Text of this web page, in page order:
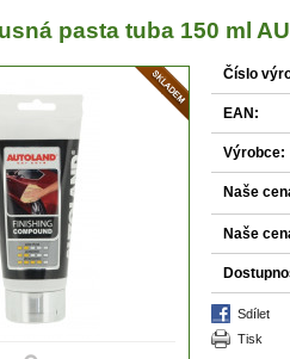
pasta tuba 150 ml
Číslo
EAN:
Výrobce:
Naše
Naše
sdílet
tisk